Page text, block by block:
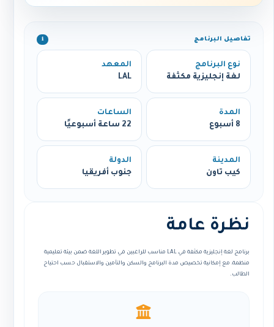
تفاصيل البرنامج ℹ️
نوع البرنامج
لغة إنجليزية مكثفة
المعهد
LAL
المدة
8 أسبوع
الساعات
22 ساعة أسبوعيًا
المدينة
كيب تاون
الدولة
جنوب أفريقيا
نظرة عامة
برنامج لغة إنجليزية مكثفة في LAL مناسب للراغبين في تطوير اللغة ضمن بيئة تعليمية
منظمة، مع إمكانية تخصيص مدة البرنامج والسكن والتأمين والاستقبال حسب احتياج
الطالب.